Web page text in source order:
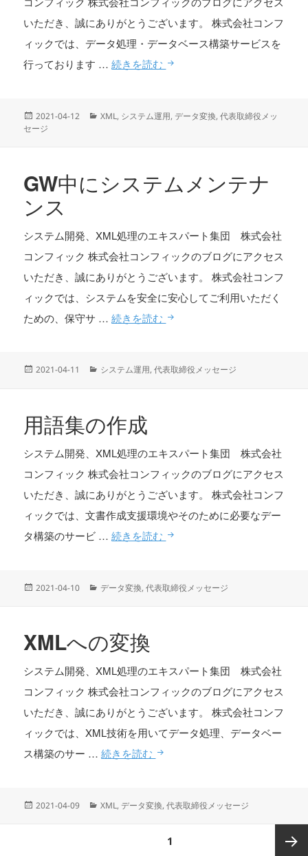
いただき、誠にありがとうございます。 株式会社コンフ
ィックでは、データ処理・データベース構築サービスを
行っております …続きを読む APIでデータ活用
投
稿
2021-04-12
カ
XML, システム運用,データ変換,代表取締役メッ
セージ
GW中にシステムメンテナ
ンス
システム開発、XML処理のエキスパート集団 株式会社
コンフィック 株式会社コンフィックのブログにアクセス
いただき、誠にありがとうございます。 株式会社コンフ
ィックでは、システムを安全に安心してご利用いただく
ための、保守サ …続きを読む GW中にシステムメンテナンス
投
2021-04-11
カ
ー
システム運用,代表取締役メッセージ
用語集の作成
システム開発、XML処理のエキスパート集団 株式会社
コンフィック 株式会社コンフィックのブログにアクセス
いただき、誠にありがとうございます。 株式会社コンフ
ィックでは、文書作成支援環境やそのために必要なデー
タ構築のサービ …続きを読む 用語集の作成
投
2021-04-10
カ
ー
データ変換,代表取締役メッセージ
XMLへの変換
システム開発、XML処理のエキスパート集団 株式会社
コンフィック 株式会社コンフィックのブログにアクセス
いただき、誠にありがとうございます。 株式会社コンフ
ィックでは、XML技術を用いてデータ処理、データベー
ス構築のサー …続きを読む XMLへの変換
投
2021-04-09
カ
XML,データ変換,代表取締役メッセージ
1